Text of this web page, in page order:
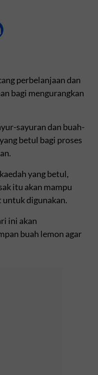
perbelanjaan dan
bagi mengurangkan
sayuran dan buah-
betul bagi proses
yang betul,
itu akan mampu
untuk digunakan.
ini akan
buah lemon agar